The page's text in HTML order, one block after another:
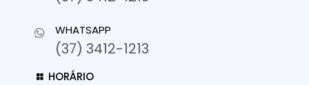
WHATSAPP
(37) 3412-1213
HORÁRIO